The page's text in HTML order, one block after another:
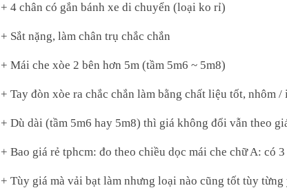
+ 4 chân có gắn bánh xe di chuyển (loại ko rỉ)
+ Sắt nặng, làm chân trụ chắc chắn
+ Mái che xòe 2 bên hơn 5m (tầm 5m6 ~ 5m8)
+ Tay đòn xòe ra chắc chắn làm bằng chất liệu tốt, nhôm
+ Dù dài (tầm 5m6 hay 5m8) thì giá không đổi vẫn theo
+ Bao giá rẻ tphcm: đo theo chiều dọc mái che chữ A: có
+ Tùy giá mà vải bạt làm nhưng loại nào cũng tốt tùy